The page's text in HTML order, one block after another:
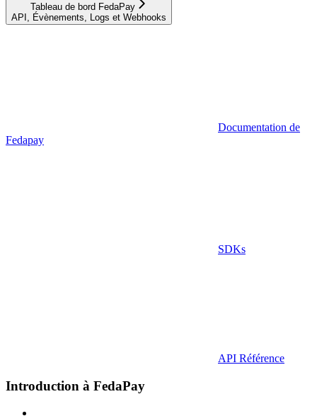
Tableau de bord FedaPay
API, Évènements, Logs et Webhooks
Documentation de
Fedapay
SDKs
API Référence
Introduction à FedaPay